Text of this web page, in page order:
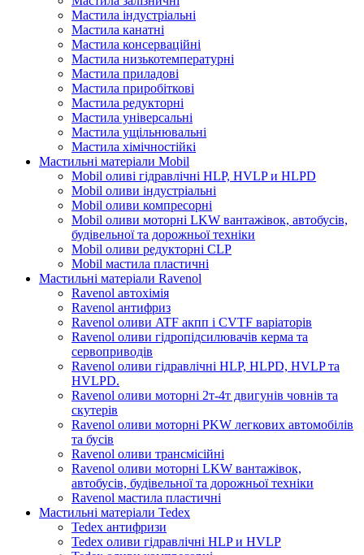
Мастила індустріальні
Мастила канатні
Мастила консерваційні
Мастила низькотемпературні
Мастила приладові
Мастила приробіткові
Мастила редукторні
Мастила універсальні
Мастила ущільнювальні
Мастила хімічностійкі
Мастильні матеріали Mobil
Mobil оливі гідравлічні HLP, HVLP и HLPD
Mobil оливи індустріальні
Mobil оливи компресорні
Mobil оливи моторні LKW вантажівок, автобусів,
будівельної та дорожньої техніки
Mobil оливи редукторні CLP
Mobil мастила пластичні
Мастильні матеріали Ravenol
Ravenol автохімія
Ravenol антифриз
Ravenol оливи ATF акпп і CVTF варіаторів
Ravenol оливи гідропідсилювачів керма та
сервоприводів
Ravenol оливи гідравлічні HLP, HLPD, HVLP та
HVLPD.
Ravenol оливи моторні 2т-4т двигунів човнів та
скутерів
Ravenol оливи моторні PKW легкових автомобілів
та бусів
Ravenol оливи трансмісійні
Ravenol оливи моторні LKW вантажівок,
автобусів, будівельної та дорожньої техніки
Ravenol мастила пластичні
Мастильні матеріали Tedex
Tedex антифризи
Tedex оливи гідравлічні HLP и HVLP